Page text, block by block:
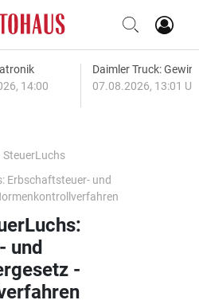
14:00
Daimler Truck:
07.08.2026, 13:01
SteuerLuchs
Erbschaftsteuer- und
und
-